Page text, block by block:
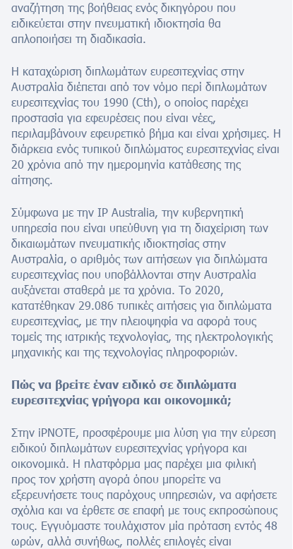
αναζήτηση της βοήθειας ενός δικηγόρου που
ειδικεύεται στην πνευματική ιδιοκτησία θα
απλοποιήσει τη διαδικασία.
Η καταχώριση διπλωμάτων ευρεσιτεχνίας στην
Αυστραλία διέπεται από τον νόμο περί διπλωμάτων
ευρεσιτεχνίας του 1990 (Cth), ο οποίος παρέχει
προστασία για εφευρέσεις που είναι νέες,
περιλαμβάνουν εφευρετικό βήμα και είναι χρήσιμες. Η
διάρκεια ενός τυπικού διπλώματος ευρεσιτεχνίας είναι
20 χρόνια από την ημερομηνία κατάθεσης της
αίτησης.
Σύμφωνα με την IP Australia, την κυβερνητική
υπηρεσία που είναι υπεύθυνη για τη διαχείριση των
δικαιωμάτων πνευματικής ιδιοκτησίας στην
Αυστραλία, ο αριθμός των αιτήσεων για διπλώματα
ευρεσιτεχνίας που υποβάλλονται στην Αυστραλία
αυξάνεται σταθερά με τα χρόνια. Το 2020,
κατατέθηκαν 29.086 τυπικές αιτήσεις για διπλώματα
ευρεσιτεχνίας, με την πλειοψηφία να αφορά τους
τομείς της ιατρικής τεχνολογίας, της ηλεκτρολογικής
μηχανικής και της τεχνολογίας πληροφοριών.
Πώς να βρείτε έναν ειδικό σε διπλώματα
ευρεσιτεχνίας γρήγορα και οικονομικά;
Στην iPNOTE, προσφέρουμε μια λύση για την εύρεση
ειδικού διπλωμάτων ευρεσιτεχνίας γρήγορα και
οικονομικά. Η πλατφόρμα μας παρέχει μια φιλική
προς τον χρήστη αγορά όπου μπορείτε να
εξερευνήσετε τους παρόχους υπηρεσιών, να αφήσετε
σχόλια και να έρθετε σε επαφή με τους εκπροσώπους
τους. Εγγυόμαστε τουλάχιστον μία πρόταση εντός 48
ωρών, αλλά συνήθως, πολλές επιλογές είναι